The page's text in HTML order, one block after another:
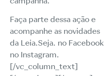
Faça parte dessa ação e
acompanhe as novidades
da Leia.Seja. no Facebook
no Instagram.
[/vc_column_text]